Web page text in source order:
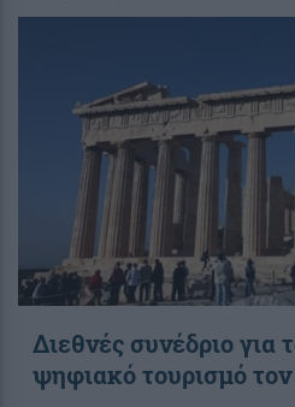
Διεθνές συνέδριο για
ψηφιακό τουρισμό